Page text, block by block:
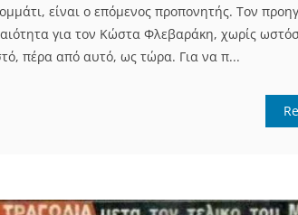
είναι ο επόμενος προπονητής. Τον
για τον Κώστα Φλεβαράκη, χωρίς
πέρα από αυτό, ως τώρα. Για να π...